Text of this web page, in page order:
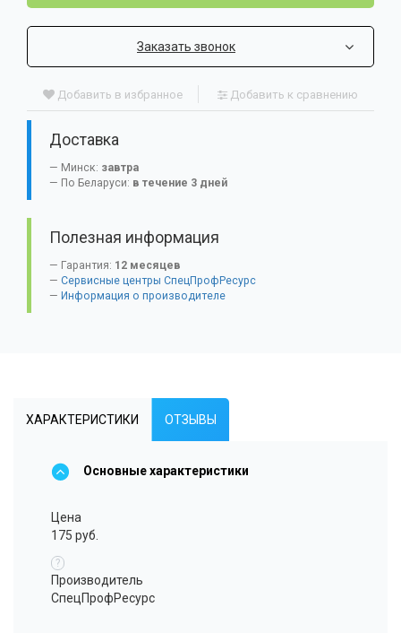
Заказать звонок
Добавить в избранное Добавить к сравнению
Доставка
Минск: завтра
По Беларуси: в течение 3 дней
Полезная информация
Гарантия: 12 месяцев
Сервисные центры СпецПрофРесурс
Информация о производителе
ХАРАКТЕРИСТИКИ ОТЗЫВЫ
Основные характеристики
Цена
175 руб.
?
Производитель
СпецПрофРесурс